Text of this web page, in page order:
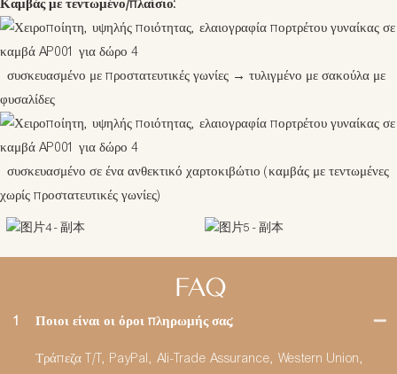
Καμβάς με τεντωμένο/πλαίσιο:
συσκευασμένο με προστατευτικές γωνίες → τυλιγμένο με σακούλα με
φυσαλίδες
συσκευασμένο σε ένα ανθεκτικό χαρτοκιβώτιο (καμβάς με τεντωμένες
χωρίς προστατευτικές γωνίες)
FAQ
1 Ποιοι είναι οι όροι πληρωμής σας;
Τράπεζα T/T, PayPal, Ali-Trade Assurance, Western Union,